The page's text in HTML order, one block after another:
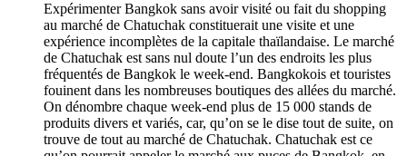
Expérimenter Bangkok sans avoir visité ou fait du shopping
au marché de Chatuchak constituerait une visite et une
expérience incomplètes de la capitale thaïlandaise. Le marché
de Chatuchak est sans nul doute l’un des endroits les plus
fréquentés de Bangkok le week-end. Bangkokois et touristes
fouinent dans les nombreuses boutiques des allées du marché.
On dénombre chaque week-end plus de 15 000 stands de
produits divers et variés, car, qu’on se le dise tout de suite, on
trouve de tout au marché de Chatuchak. Chatuchak est ce